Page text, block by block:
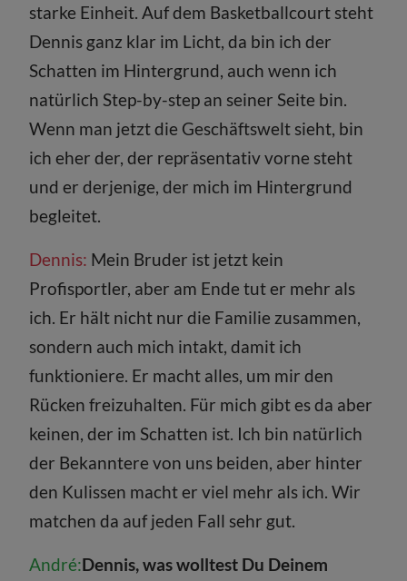
starke Einheit. Auf dem Basketballcourt steht
Dennis ganz klar im Licht, da bin ich der
Schatten im Hintergrund, auch wenn ich
natürlich Step-by-step an seiner Seite bin.
Wenn man jetzt die Geschäftswelt sieht, bin
ich eher der, der repräsentativ vorne steht
und er derjenige, der mich im Hintergrund
begleitet.
Dennis: Mein Bruder ist jetzt kein
Profisportler, aber am Ende tut er mehr als
ich. Er hält nicht nur die Familie zusammen,
sondern auch mich intakt, damit ich
funktioniere. Er macht alles, um mir den
Rücken freizuhalten. Für mich gibt es da aber
keinen, der im Schatten ist. Ich bin natürlich
der Bekanntere von uns beiden, aber hinter
den Kulissen macht er viel mehr als ich. Wir
matchen da auf jeden Fall sehr gut.
André:Dennis, was wolltest Du Deinem